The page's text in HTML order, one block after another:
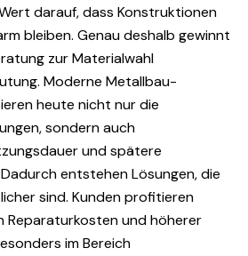
darauf, dass Konstruktionen
bleiben. Genau deshalb gewinnt
zur Materialwahl
Moderne Metallbau-
heute nicht nur die
sondern auch
und spätere
entstehen Lösungen, die
sind. Kunden profitieren
Reparaturkosten und höherer
im Bereich